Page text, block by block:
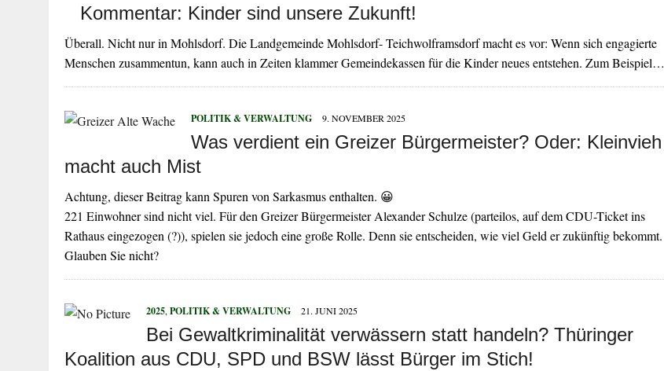
Kommentar: Kinder sind unsere Zukunft!
Überall. Nicht nur in Mohlsdorf. Die Landgemeinde Mohlsdorf- Teichwolframsdorf macht es vor: Wenn sich engagierte
Menschen zusammentun, kann auch in Zeiten klammer Gemeindekassen für die Kinder neues entstehen. Zum Beispiel…
POLITIK & VERWALTUNG 9. NOVEMBER 2025
Was verdient ein Greizer Bürgermeister? Oder: Kleinvieh
macht auch Mist
Achtung, dieser Beitrag kann Spuren von Sarkasmus enthalten. 😀
221 Einwohner sind nicht viel. Für den Greizer Bürgermeister Alexander Schulze (parteilos, auf dem CDU-Ticket ins
Rathaus eingezogen (?)), spielen sie jedoch eine große Rolle. Denn sie entscheiden, wie viel Geld er zukünftig bekommt.
Glauben Sie nicht?
2025, POLITIK & VERWALTUNG 21. JUNI 2025
Bei Gewaltkriminalität verwässern statt handeln? Thüringer
Koalition aus CDU, SPD und BSW lässt Bürger im Stich!